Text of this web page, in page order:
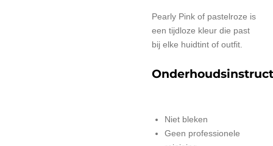
Pearly Pink of pastelroze is
een tijdloze kleur die past
bij elke huidtint of outfit.
Niet bleken
Geen professionele